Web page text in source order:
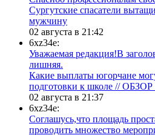
Сургутские спасатели
мужчину
02 августа в 21:42
6xz34e:
Уважаемая редакция!В
лишняя.
Какие выплаты югорчане
подготовки к школе //
02 августа в 21:37
6xz34e:
Соглашусь,что площадь
проводить множество